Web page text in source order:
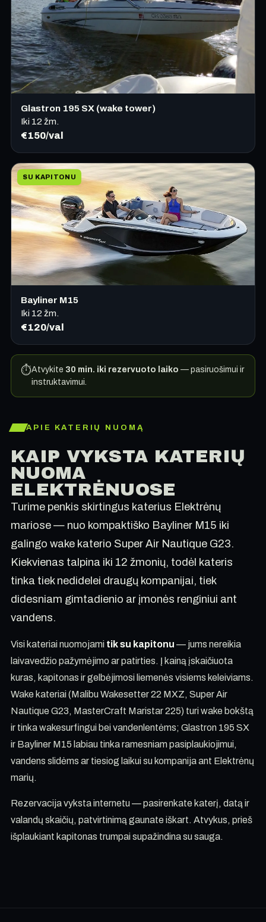
Glastron 195 SX (wake tower)
Iki 12 žm.
€150/val
SU KAPITONU
Bayliner M15
Iki 12 žm.
€120/val
⏱Atvykite 30 min. iki rezervuoto laiko — pasiruošimui ir
instruktavimui.
APIE KATERIŲ NUOMĄ
KAIP VYKSTA KATERIŲ
NUOMA
ELEKTRĖNUOSE
Turime penkis skirtingus katerius Elektrėnų
mariose — nuo kompaktiško Bayliner M15 iki
galingo wake katerio Super Air Nautique G23.
Kiekvienas talpina iki 12 žmonių, todėl kateris
tinka tiek nedidelei draugų kompanijai, tiek
didesniam gimtadienio ar įmonės renginiui ant
vandens.
Visi kateriai nuomojami tik su kapitonu — jums nereikia
laivavedžio pažymėjimo ar patirties. Į kainą įskaičiuota
kuras, kapitonas ir gelbėjimosi liemenės visiems keleiviams.
Wake kateriai (Malibu Wakesetter 22 MXZ, Super Air
Nautique G23, MasterCraft Maristar 225) turi wake bokštą
ir tinka wakesurfingui bei vandenlentėms; Glastron 195 SX
ir Bayliner M15 labiau tinka ramesniam pasiplaukiojimui,
vandens slidėms ar tiesiog laikui su kompanija ant Elektrėnų
marių.
Rezervacija vyksta internetu — pasirenkate katerį, datą ir
valandų skaičių, patvirtinimą gaunate iškart. Atvykus, prieš
išplaukiant kapitonas trumpai supažindina su sauga.